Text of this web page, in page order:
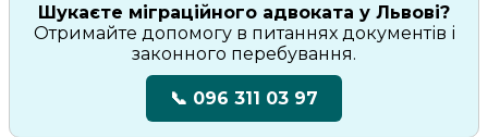
Шукаєте міграційного адвоката у Львові?
Отримайте допомогу в питаннях документів і
законного перебування.
📞 096 311 03 97